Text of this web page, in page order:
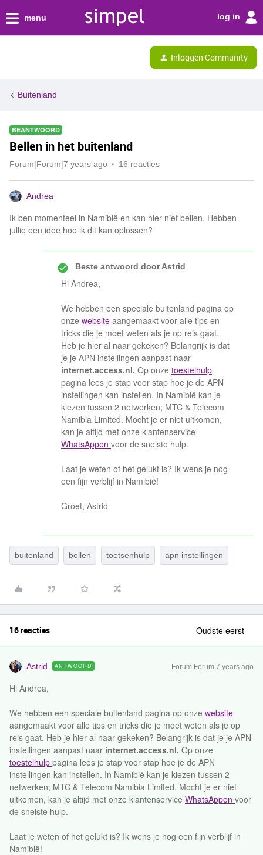
menu log in
Inloggen Community
Buitenland
BEANTWOORD
Bellen in het buitenland
Forum|Forum|7 years ago 16 reacties
Andrea
Ik ben momenteel in Namibië en kan hier niet bellen. Hebben
jullie een idee hoe ik dit kan oplossen?
Beste antwoord doorAstrid
Hi Andrea,
We hebben een speciale buitenland pagina op
onze website aangemaakt voor alle tips en
tricks die je moet weten als je op reis gaat.
Heb je hier al naar gekeken? Belangrijk is dat
je je APN instellingen aanpast naar
internet.access.nl. Op onze toestelhulp
pagina lees je stap voor stap hoe je de APN
instellingen kan instellen. In Namibië kan je
kiezen tussen 2 netwerken; MTC & Telecom
Namibia Limited. Mocht je er niet uitkomen,
kan je altijd met onze klantenservice
WhatsAppen voor de snelste hulp.
Laat je weten of het gelukt is? Ik wens je nog
een fijn verblijf in Namibië!
Groet, Astrid
buitenland bellen toetsenhulp apn instellingen
16 reacties Oudste eerst
Astrid ANTWOORD Forum|Forum|7 years ago
Hi Andrea,
We hebben een speciale buitenland pagina op onze website
aangemaakt voor alle tips en tricks die je moet weten als je op
reis gaat. Heb je hier al naar gekeken? Belangrijk is dat je je APN
instellingen aanpast naar internet.access.nl. Op onze
toestelhulp pagina lees je stap voor stap hoe je de APN
instellingen kan instellen. In Namibië kan je kiezen tussen 2
netwerken; MTC & Telecom Namibia Limited. Mocht je er niet
uitkomen, kan je altijd met onze klantenservice WhatsAppen voor
de snelste hulp.
Laat je weten of het gelukt is? Ik wens je nog een fijn verblijf in
Namibië!